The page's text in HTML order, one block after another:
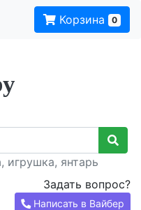
Корзина 0
игрушка, янтарь
Задать вопрос?
Написать в Вайбер